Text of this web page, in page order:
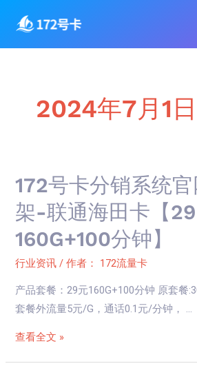
内
2024年7月1日
172号卡分销系统
架-联通海田卡【
160G+100分钟】
行业资讯 / 作者： 172流量卡
产品套餐：29元160G+100分钟 原套餐
套餐外流量5元/G，通话0.1元/分钟， …
172
卡
分
系
统
官
卡
查看全文 »